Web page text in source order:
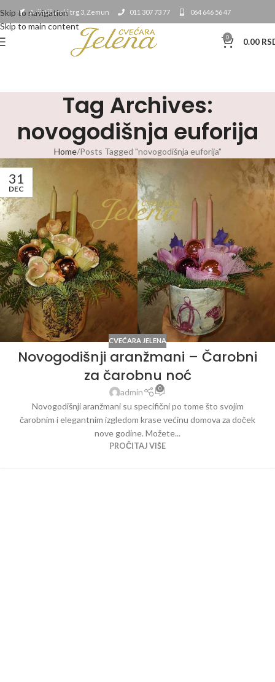
Skip to navigation
Skip to main content
Avijatičarski trg 3, Zemun 011 307 73 77 064 646 56 47
0 0.00
Tag Archives:
novogodišnja euforija
Home Posts Tagged "novogodišnja euforija"
31
DEC
CVEĆARA JELENA
Novogodišnji aranžmani – Čarobni
za čarobnu noć
admin 0
Novogodišnji aranžmani su specifični po tome što svojim
čarobnim i elegantnim izgledom krase većinu domova za doček
nove godine. Možete...
PROČITAJ VIŠE